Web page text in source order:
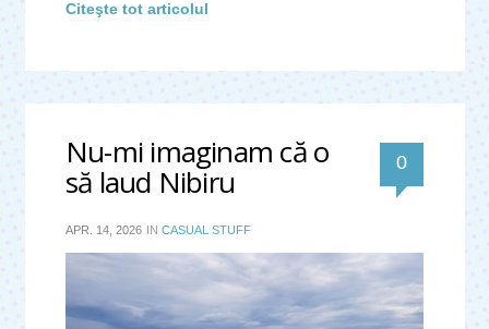
Citeşte tot articolul
Nu-mi imaginam că o
să laud Nibiru 0
APR. 14, 2026 IN CASUAL STUFF